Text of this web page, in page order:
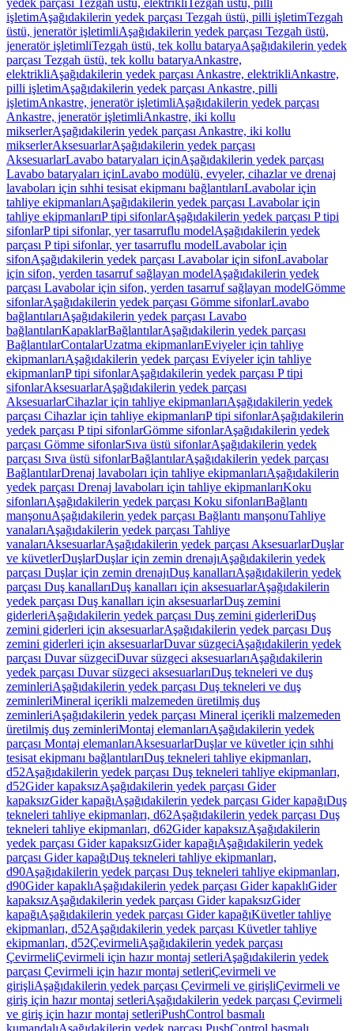
yedek parçası Tezgah üstü, elektrikli Tezgah üstü, pilli
işletimAşağıdakilerin yedek parçası Tezgah üstü, pilli işletimTezgah
üstü, jeneratör işletimliAşağıdakilerin yedek parçası Tezgah üstü,
jeneratör işletimliTezgah üstü, tek kollu bataryaAşağıdakilerin yedek
parçası Tezgah üstü, tek kollu bataryaAnkastre,
elektrikliAşağıdakilerin yedek parçası Ankastre, elektrikliAnkastre,
pilli işletimAşağıdakilerin yedek parçası Ankastre, pilli
işletimAnkastre, jeneratör işletimliAşağıdakilerin yedek parçası
Ankastre, jeneratör işletimliAnkastre, iki kollu
mikserlerAşağıdakilerin yedek parçası Ankastre, iki kollu
mikserlerAksesuarlarAşağıdakilerin yedek parçası
AksesuarlarLavabo bataryaları içinAşağıdakilerin yedek parçası
Lavabo bataryaları içinLavabo modülü, evyeler, cihazlar ve drenaj
lavaboları için sıhhi tesisat ekipmanı bağlantılarıLavabolar için
tahliye ekipmanlarıAşağıdakilerin yedek parçası Lavabolar için
tahliye ekipmanlarıP tipi sifonlarAşağıdakilerin yedek parçası P tipi
sifonlarP tipi sifonlar, yer tasarruflu modelAşağıdakilerin yedek
parçası P tipi sifonlar, yer tasarruflu modelLavabolar için
sifonAşağıdakilerin yedek parçası Lavabolar için sifonLavabolar
için sifon, yerden tasarruf sağlayan modelAşağıdakilerin yedek
parçası Lavabolar için sifon, yerden tasarruf sağlayan modelGömme
sifonlarAşağıdakilerin yedek parçası Gömme sifonlarLavabo
bağlantılarıAşağıdakilerin yedek parçası Lavabo
bağlantılarıKapaklarBağlantılarAşağıdakilerin yedek parçası
BağlantılarContalarUzatma ekipmanlarıEviyeler için tahliye
ekipmanlarıAşağıdakilerin yedek parçası Eviyeler için tahliye
ekipmanlarıP tipi sifonlarAşağıdakilerin yedek parçası P tipi
sifonlarAksesuarlarAşağıdakilerin yedek parçası
AksesuarlarCihazlar için tahliye ekipmanlarıAşağıdakilerin yedek
parçası Cihazlar için tahliye ekipmanlarıP tipi sifonlarAşağıdakilerin
yedek parçası P tipi sifonlarGömme sifonlarAşağıdakilerin yedek
parçası Gömme sifonlarSıva üstü sifonlarAşağıdakilerin yedek
parçası Sıva üstü sifonlarBağlantılarAşağıdakilerin yedek parçası
BağlantılarDrenaj lavaboları için tahliye ekipmanlarıAşağıdakilerin
yedek parçası Drenaj lavaboları için tahliye ekipmanlarıKoku
sifonlarıAşağıdakilerin yedek parçası Koku sifonlarıBağlantı
manşonuAşağıdakilerin yedek parçası Bağlantı manşonuTahliye
vanalarıAşağıdakilerin yedek parçası Tahliye
vanalarıAksesuarlarAşağıdakilerin yedek parçası AksesuarlarDuşlar
ve küvetlerDuşlarDuşlar için zemin drenajıAşağıdakilerin yedek
parçası Duşlar için zemin drenajıDuş kanallarıAşağıdakilerin yedek
parçası Duş kanallarıDuş kanalları için aksesuarlarAşağıdakilerin
yedek parçası Duş kanalları için aksesuarlarDuş zemini
giderleriAşağıdakilerin yedek parçası Duş zemini giderleriDuş
zemini giderleri için aksesuarlarAşağıdakilerin yedek parçası Duş
zemini giderleri için aksesuarlarDuvar süzgeciAşağıdakilerin yedek
parçası Duvar süzgeciDuvar süzgeci aksesuarlarıAşağıdakilerin
yedek parçası Duvar süzgeci aksesuarlarıDuş tekneleri ve duş
zeminleriAşağıdakilerin yedek parçası Duş tekneleri ve duş
zeminleriMineral içerikli malzemeden üretilmiş duş
zeminleriAşağıdakilerin yedek parçası Mineral içerikli malzemeden
üretilmiş duş zeminleriMontaj elemanlarıAşağıdakilerin yedek
parçası Montaj elemanlarıAksesuarlarDuşlar ve küvetler için sıhhi
tesisat ekipmanı bağlantılarıDuş tekneleri tahliye ekipmanları,
d52Aşağıdakilerin yedek parçası Duş tekneleri tahliye ekipmanları,
d52Gider kapaksızAşağıdakilerin yedek parçası Gider
kapaksızGider kapağıAşağıdakilerin yedek parçası Gider kapağıDuş
tekneleri tahliye ekipmanları, d62Aşağıdakilerin yedek parçası Duş
tekneleri tahliye ekipmanları, d62Gider kapaksızAşağıdakilerin
yedek parçası Gider kapaksızGider kapağıAşağıdakilerin yedek
parçası Gider kapağıDuş tekneleri tahliye ekipmanları,
d90Aşağıdakilerin yedek parçası Duş tekneleri tahliye ekipmanları,
d90Gider kapaklıAşağıdakilerin yedek parçası Gider kapaklıGider
kapaksızAşağıdakilerin yedek parçası Gider kapaksızGider
kapağıAşağıdakilerin yedek parçası Gider kapağıKüvetler tahliye
ekipmanları, d52Aşağıdakilerin yedek parçası Küvetler tahliye
ekipmanları, d52ÇevirmeliAşağıdakilerin yedek parçası
ÇevirmeliÇevirmeli için hazır montaj setleriAşağıdakilerin yedek
parçası Çevirmeli için hazır montaj setleriÇevirmeli ve
girişliAşağıdakilerin yedek parçası Çevirmeli ve girişliÇevirmeli ve
giriş için hazır montaj setleriAşağıdakilerin yedek parçası Çevirmeli
ve giriş için hazır montaj setleriPushControl basmalı
kumandalıAşağıdakilerin yedek parçası PushControl basmalı